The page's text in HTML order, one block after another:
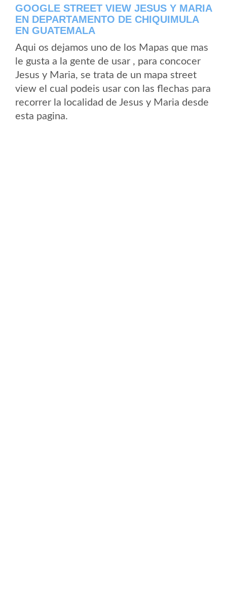
GOOGLE STREET VIEW JESUS Y MARIA
EN DEPARTAMENTO DE CHIQUIMULA
EN GUATEMALA
Aqui os dejamos uno de los Mapas que mas
le gusta a la gente de usar , para concocer
Jesus y Maria, se trata de un mapa street
view el cual podeis usar con las flechas para
recorrer la localidad de Jesus y Maria desde
esta pagina.